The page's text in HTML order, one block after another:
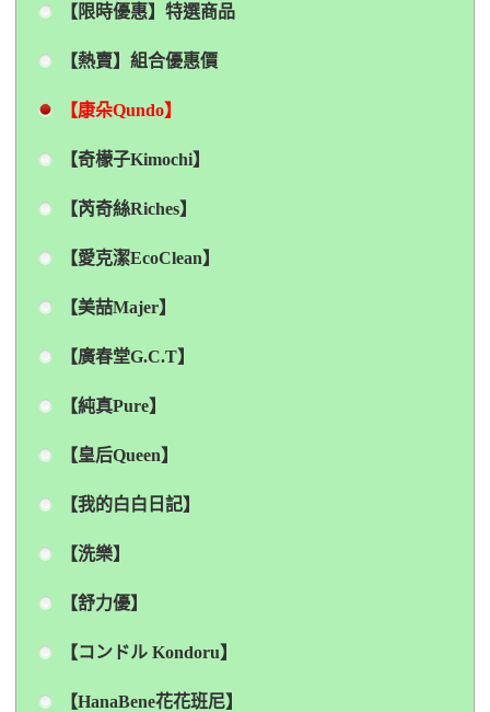
【限時優惠】特選商品
【熱賣】組合優惠價
【康朵Qundo】
【奇檬子Kimochi】
【芮奇絲Riches】
【愛克潔EcoClean】
【美喆Majer】
【廣春堂G.C.T】
【純真Pure】
【皇后Queen】
【我的白白日記】
【洗樂】
【舒力優】
【コンドル Kondoru】
【HanaBene花花班尼】